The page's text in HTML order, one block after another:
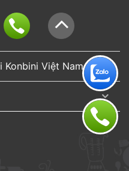
Konbini Việt Nam